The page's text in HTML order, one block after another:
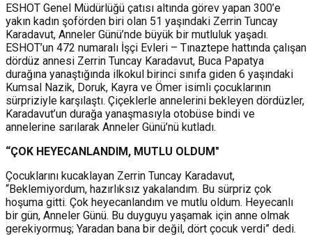
ESHOT Genel Müdürlüğü çatısı altında görev yapan 300’e
yakın kadın şoförden biri olan 51 yaşındaki Zerrin Tuncay
Karadavut, Anneler Günü’nde büyük bir mutluluk yaşadı.
ESHOT’un 472 numaralı İşçi Evleri – Tınaztepe hattında çalışan
dördüz annesi Zerrin Tuncay Karadavut, Buca Papatya
durağına yanaştığında ilkokul birinci sınıfa giden 6 yaşındaki
Kumsal Nazik, Doruk, Kayra ve Ömer isimli çocuklarının
sürpriziyle karşılaştı. Çiçeklerle annelerini bekleyen dördüzler,
Karadavut’un durağa yanaşmasıyla otobüse bindi ve
annelerine sarılarak Anneler Günü’nü kutladı.
“ÇOK HEYECANLANDIM, MUTLU OLDUM"
Çocuklarını kucaklayan Zerrin Tuncay Karadavut,
“Beklemiyordum, hazırlıksız yakalandım. Bu sürpriz çok
hoşuma gitti. Çok heyecanlandım ve mutlu oldum. Heyecanlı
bir gün, Anneler Günü. Bu duyguyu yaşamak için anne olmak
gerekiyormuş; Yaradan bana bir değil, dört çocuk verdi” dedi.